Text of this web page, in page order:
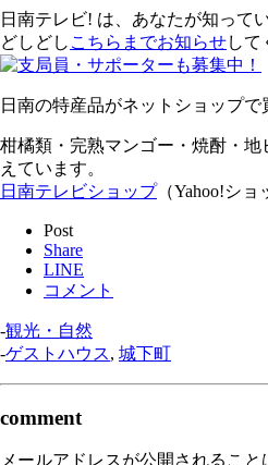
日南テレビ! は、あなたが知って
どしどし こちらまでお知らせして
日南の特産品がネットショップで
柑橘類・完熟マンゴー・焼酎・
えています。
日南テレビショップ（Yahoo!ショ
Post
Share
LINE
コメント
-観光・自然
-ゲストハウス, 城下町
comment
メールアドレスが公開されること